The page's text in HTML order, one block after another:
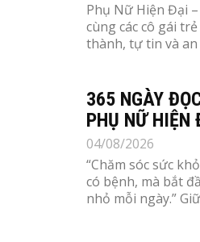
Phụ Nữ Hiện Đại
cùng các cô gái
thành, tự tin và an
365 NGÀY
PHỤ NỮ
04/08/2026
“Chăm sóc sức
có bệnh, mà bắt
nhỏ mỗi ngày.”